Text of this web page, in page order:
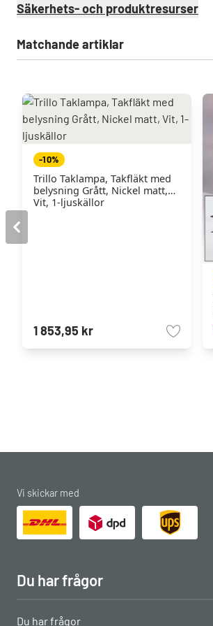
Säkerhets- och produktresurser
Matchande artiklar
-10%
Trillo Taklampa, Takfläkt med
belysning Grått, Nickel matt,
Vit, 1-ljuskällor
1 853,95 kr
Vi skickar med
Du har frågor
Du har frågor